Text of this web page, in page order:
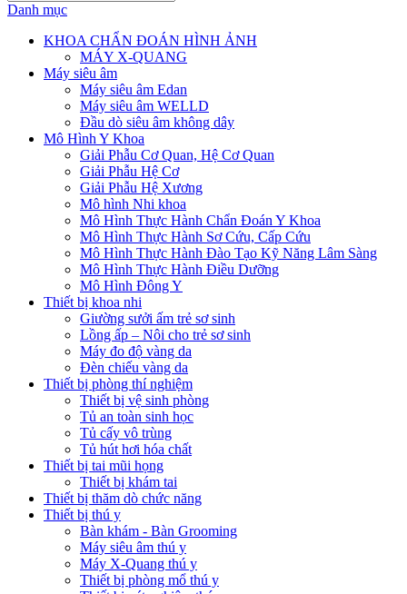
Danh mục
KHOA CHẨN ĐOÁN HÌNH ẢNH
MÁY X-QUANG
Máy siêu âm
Máy siêu âm Edan
Máy siêu âm WELLD
Đầu dò siêu âm không dây
Mô Hình Y Khoa
Giải Phẫu Cơ Quan, Hệ Cơ Quan
Giải Phẫu Hệ Cơ
Giải Phẫu Hệ Xương
Mô hình Nhi khoa
Mô Hình Thực Hành Chẩn Đoán Y Khoa
Mô Hình Thực Hành Sơ Cứu, Cấp Cứu
Mô Hình Thực Hành Đào Tạo Kỹ Năng Lâm Sàng
Mô Hình Thực Hành Điều Dưỡng
Mô Hình Đông Y
Thiết bị khoa nhi
Giường sưởi ấm trẻ sơ sinh
Lồng ấp – Nôi cho trẻ sơ sinh
Máy đo độ vàng da
Đèn chiếu vàng da
Thiết bị phòng thí nghiệm
Thiết bị vệ sinh phòng
Tủ an toàn sinh học
Tủ cấy vô trùng
Tủ hút hơi hóa chất
Thiết bị tai mũi họng
Thiết bị khám tai
Thiết bị thăm dò chức năng
Thiết bị thú y
Bàn khám - Bàn Grooming
Máy siêu âm thú y
Máy X-Quang thú y
Thiết bị phòng mổ thú y